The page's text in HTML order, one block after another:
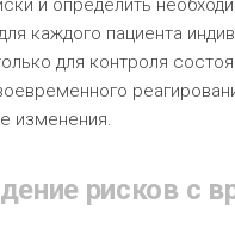
и определить
каждого пациента
для контроля
изменения.
рисков с